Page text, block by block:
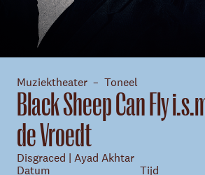
Muziektheater Toneel
Black Sheep Can Fly
de Vroedt
Disgraced | Ayad Akhtar
Datum
Tijd